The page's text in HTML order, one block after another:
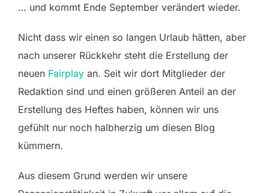
… und kommt Ende September verändert wieder.
Nicht dass wir einen so langen Urlaub hätten, aber
nach unserer Rückkehr steht die Erstellung der
neuen Fairplay an. Seit wir dort Mitglieder der
Redaktion sind und einen größeren Anteil an der
Erstellung des Heftes haben, können wir uns
gefühlt nur noch halbherzig um diesen Blog
kümmern.
Aus diesem Grund werden wir unsere